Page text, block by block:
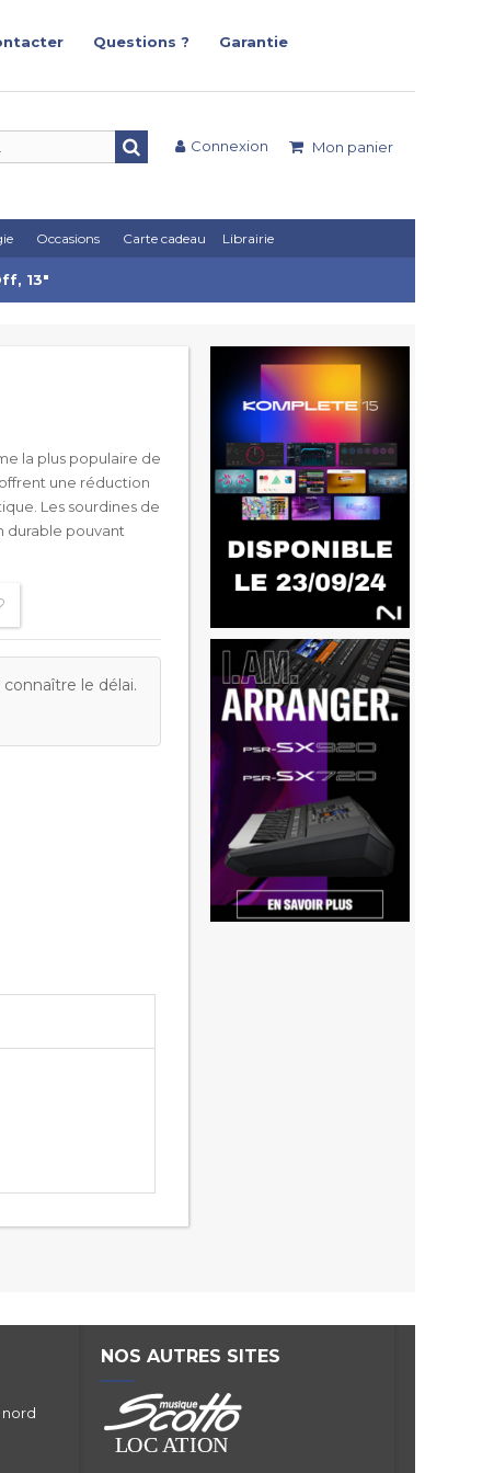
Questions ?
Garantie
Mon panier
Connexion
Occasions Carte cadeau Librairie
13"
la plus populaire de
une réduction
Les sourdines de
durable pouvant
le délai.
NOS AUTRES SITES